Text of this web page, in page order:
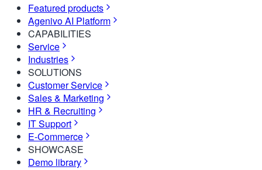
Featured products
Agenivo AI Platform
CAPABILITIES
Service
Industries
SOLUTIONS
Customer Service
Sales & Marketing
HR & Recruiting
IT Support
E-Commerce
SHOWCASE
Demo library